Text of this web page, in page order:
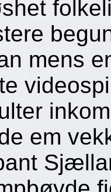
mens
em